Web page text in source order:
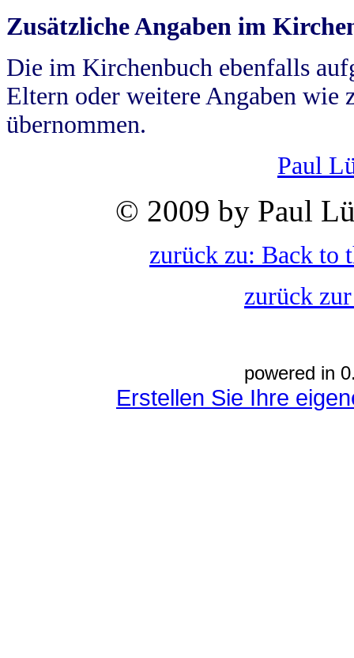
Zusätzliche Angaben im
Die im Kirchenbuch ebenfalls
Eltern oder weitere Angaben wie
übernommen.
Paul
© 2009 by Paul
zurück zu: Back to
zurück
powered in
Erstellen Sie Ihre